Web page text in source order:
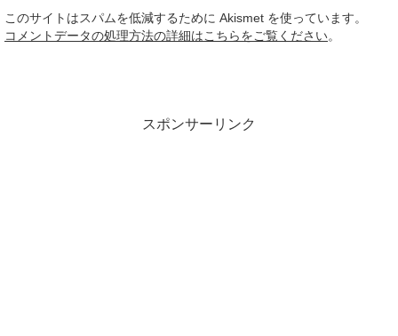
このサイトはスパムを低減するために Akismet を使っています。
コメントデータの処理方法の詳細はこちらをご覧ください。
スポンサーリンク